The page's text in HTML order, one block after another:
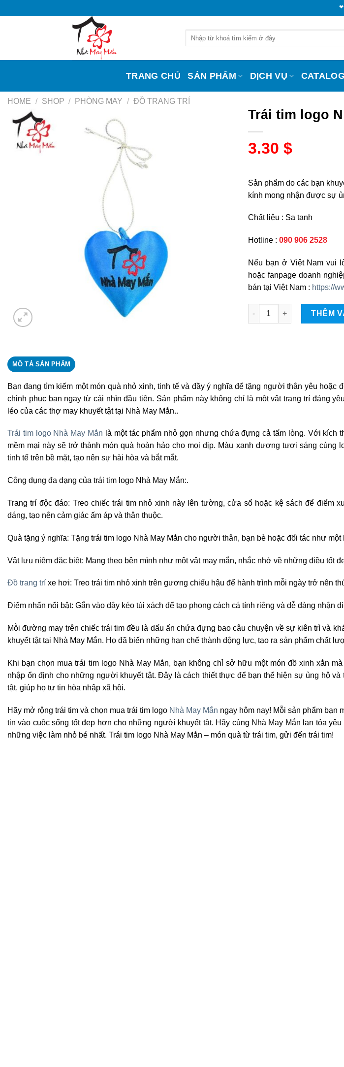
to
❤ Mọi lợi
TRANG CHỦ SẢN PHẨM DỊCH VỤ
HOME / SHOP / PHÒNG MAY / ĐỒ TRANG TRÍ
Trái tim logo
3.30 $
Sản phẩm do các bạn
kính mong nhận được sự
Chất liệu : Sa tanh
Hotline : 090 906 2528
Nếu bạn ở Việt Nam vui
hoặc fanpage doanh
bán tại Việt Nam : https://
Trái tim logo Nhà May Mắn
THÊM
MÔ TẢ SẢN PHẨM
Bạn đang tìm kiếm một món quà nhỏ xinh, tinh tế và đầy ý nghĩa để tặng người thân yêu hoặc
chinh phục bạn ngay từ cái nhìn đầu tiên. Sản phẩm này không chỉ là một vật trang trí đáng
léo của các thợ may khuyết tật tại Nhà May Mắn..
Trái tim logo Nhà May Mắn là một tác phẩm nhỏ gọn nhưng chứa đựng cả tấm lòng. Với kích
mềm mại này sẽ trở thành món quà hoàn hảo cho mọi dịp. Màu xanh dương tươi sáng cùng
tinh tế trên bề mặt, tạo nên sự hài hòa và bắt mắt.
Công dụng đa dạng của trái tim logo Nhà May Mắn:.
Trang trí độc đáo: Treo chiếc trái tim nhỏ xinh này lên tường, cửa sổ hoặc kệ sách để điểm
dáng, tạo nên cảm giác ấm áp và thân thuộc.
Quà tặng ý nghĩa: Tặng trái tim logo Nhà May Mắn cho người thân, bạn bè hoặc đối tác như
Vật lưu niệm đặc biệt: Mang theo bên mình như một vật may mắn, nhắc nhở về những điều tốt
Đồ trang trí xe hơi: Treo trái tim nhỏ xinh trên gương chiếu hậu để hành trình mỗi ngày trở nên
Điểm nhấn nổi bật: Gắn vào dây kéo túi xách để tạo phong cách cá tính riêng và dễ dàng nhận
Mỗi đường may trên chiếc trái tim đều là dấu ấn chứa đựng bao câu chuyện về sự kiên trì và
khuyết tật tại Nhà May Mắn. Họ đã biến những hạn chế thành động lực, tạo ra sản phẩm chất
Khi bạn chọn mua trái tim logo Nhà May Mắn, bạn không chỉ sở hữu một món đồ xinh xắn
nhập ổn định cho những người khuyết tật. Đây là cách thiết thực để bạn thể hiện sự ủng hộ
tật, giúp họ tự tin hòa nhập xã hội.
Hãy mở rộng trái tim và chọn mua trái tim logo Nhà May Mắn ngay hôm nay! Mỗi sản phẩm bạn
tin vào cuộc sống tốt đẹp hơn cho những người khuyết tật. Hãy cùng Nhà May Mắn lan tỏa
những việc làm nhỏ bé nhất. Trái tim logo Nhà May Mắn – món quà từ trái tim, gửi đến trái tim!